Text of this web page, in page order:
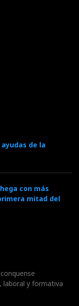
de la
con más
mitad del
laboral y formativa